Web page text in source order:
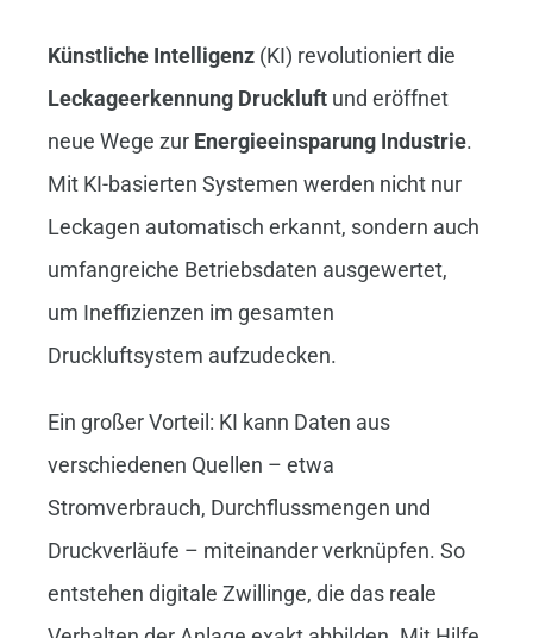
Künstliche Intelligenz(KI) revolutioniert die
Leckageerkennung Druckluftund eröffnet
neue Wege zur Energieeinsparung Industrie.
Mit KI-basierten Systemen werden nicht nur
Leckagen automatisch erkannt, sondern auch
umfangreiche Betriebsdaten ausgewertet,
um Ineffizienzen im gesamten
Druckluftsystem aufzudecken.
Ein großer Vorteil: KI kann Daten aus
verschiedenen Quellen – etwa
Stromverbrauch, Durchflussmengen und
Druckverläufe – miteinander verknüpfen. So
entstehen digitale Zwillinge, die das reale